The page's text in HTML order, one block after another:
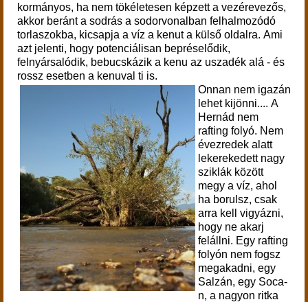
kormányos, ha nem tökéletesen képzett a vezérevezős,
akkor beránt a sodrás a sodorvonalban felhalmozódó
torlaszokba, kicsapja a víz a kenut a külső oldalra. Ami
azt jelenti, hogy potenciálisan bepréselődik,
felnyársalódik, bebucskázik a kenu az uszadék alá - és
rossz esetben a kenuval ti is.
Onnan nem igazán
lehet kijönni.... A
Hernád nem
rafting folyó. Nem
évezredek alatt
lekerekedett nagy
sziklák között
megy a víz, ahol
ha borulsz, csak
arra kell vigyázni,
hogy ne akarj
felállni. Egy rafting
folyón nem fogsz
megakadni, egy
Salzán, egy Soca-
n, a nagyon ritka